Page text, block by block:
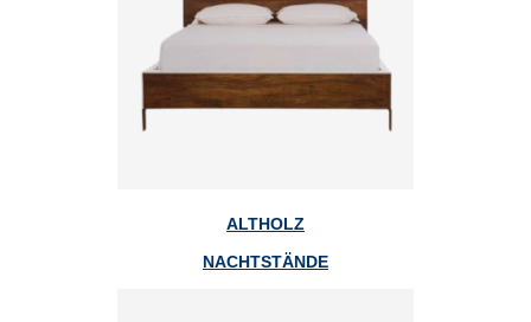
ALTHOLZ
NACHTSTÄNDE